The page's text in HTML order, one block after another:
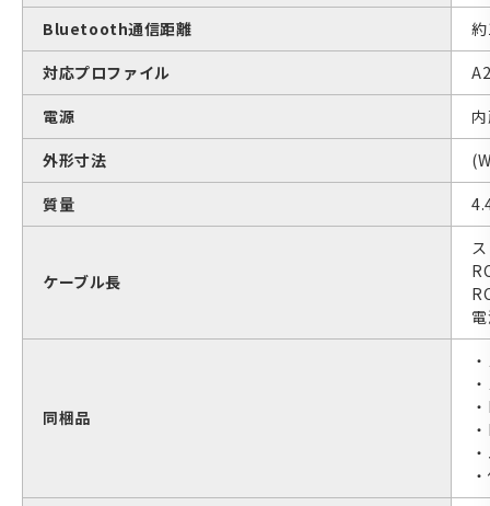
Bluetooth通信距離
対応プロファイル
電源
外形寸法
質量
ケーブル長
同梱品